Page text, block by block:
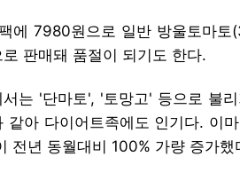
에 7980원으로 일반 방울토마
판매돼 품절이 되기도 한다.
서는 '단마토', '토망고' 등으로 불
같아 다이어트족에도 인기다. 이
전년 동월대비 100% 가량 증가했